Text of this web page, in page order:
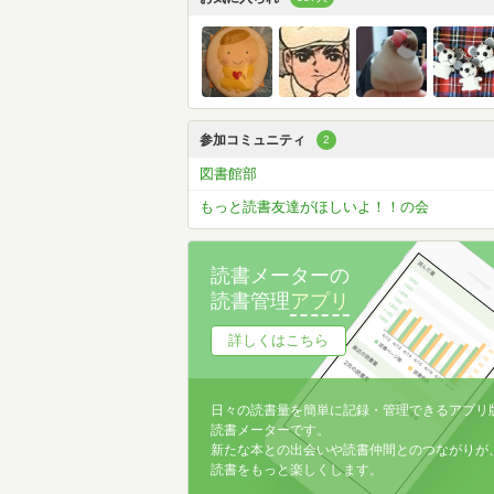
参加コミュニティ 2
図書館部
もっと読書友達がほしいよ！！の会
読書メーターの
読書管理アプリ
詳しくはこちら
日々の読書量を簡単に記録・管理できるアプリ
読書メーターです。
新たな本との出会いや読書仲間とのつながりが
読書をもっと楽しくします。